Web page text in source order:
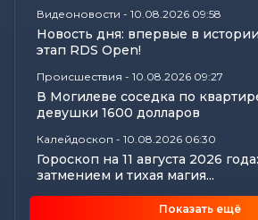
Видеоновости - 10.08.2026 09:58
Новость дня: впервые в
этап RDS Open!
Происшествия - 10.08.2026 09:27
В Могилеве соседка по
девушки 1600 долларов
Калейдоскоп - 10.08.2026 06:30
Гороскоп на 11 августа 2026
затмением и тихая магия...
Показать ещё